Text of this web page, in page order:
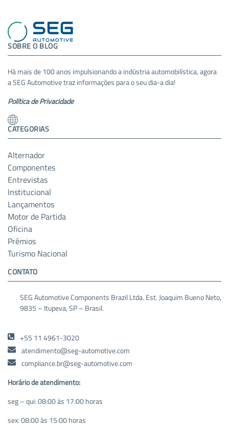
SOBRE O BLOG
Há mais de 100 anos impulsionando a indústria automobilística, agora
a SEG Automotive traz informações para o seu dia-a dia!
Política de Privacidade
CATEGORIAS
Alternador
Componentes
Entrevistas
Institucional
Lançamentos
Motor de Partida
Oficina
Prêmios
Turismo Nacional
CONTATO
SEG Automotive Components Brazil Ltda. Est. Joaquim Bueno Neto,
9835 – Itupeva, SP – Brasil.
+55 11 4961-3020
atendimento@seg-automotive.com
compliance.br@seg-automotive.com
Horário de atendimento:
seg – qui: 08:00 às 17:00 horas
sex: 08:00 às 15:00 horas